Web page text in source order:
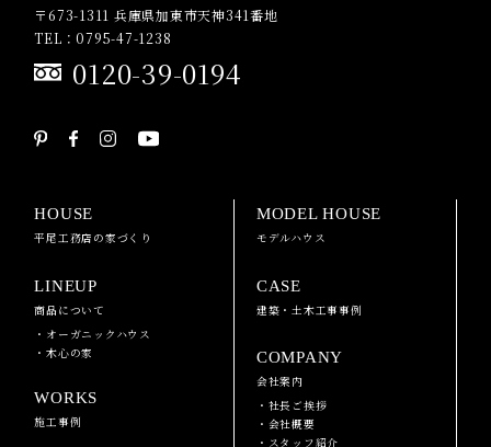
〒673-1311 兵庫県加東市天神341番地
TEL：0795-47-1238
0120-39-0194
HOUSE
平尾工務店の家づくり
LINEUP
商品について
・オーガニックハウス
・木心の家
WORKS
施工事例
MODEL HOUSE
モデルハウス
CASE
建築・土木工事事例
COMPANY
会社案内
・社長ご挨拶
・会社概要
・スタッフ紹介